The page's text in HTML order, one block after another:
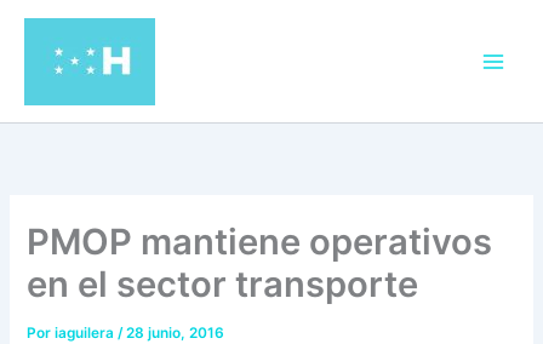
contenido
PMOP mantiene operativos
en el sector transporte
Poriaguilera/28 junio, 2016